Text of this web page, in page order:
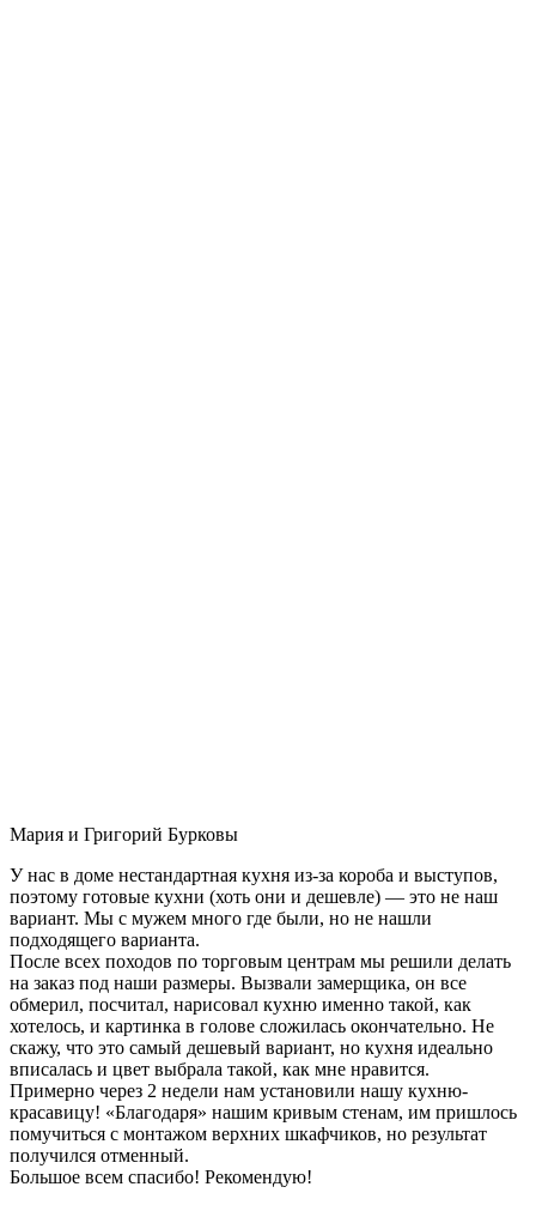
Мария и Григорий Бурковы
У нас в доме нестандартная кухня из-за короба и выступов,
поэтому готовые кухни (хоть они и дешевле) — это не наш
вариант. Мы с мужем много где были, но не нашли
подходящего варианта.
После всех походов по торговым центрам мы решили делать
на заказ под наши размеры. Вызвали замерщика, он все
обмерил, посчитал, нарисовал кухню именно такой, как
хотелось, и картинка в голове сложилась окончательно. Не
скажу, что это самый дешевый вариант, но кухня идеально
вписалась и цвет выбрала такой, как мне нравится.
Примерно через 2 недели нам установили нашу кухню-
красавицу! «Благодаря» нашим кривым стенам, им пришлось
помучиться с монтажом верхних шкафчиков, но результат
получился отменный.
Большое всем спасибо! Рекомендую!